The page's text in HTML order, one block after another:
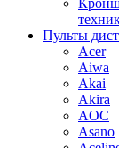
Пульты
Acer
Aiwa
Akai
Akira
AOC
Asano